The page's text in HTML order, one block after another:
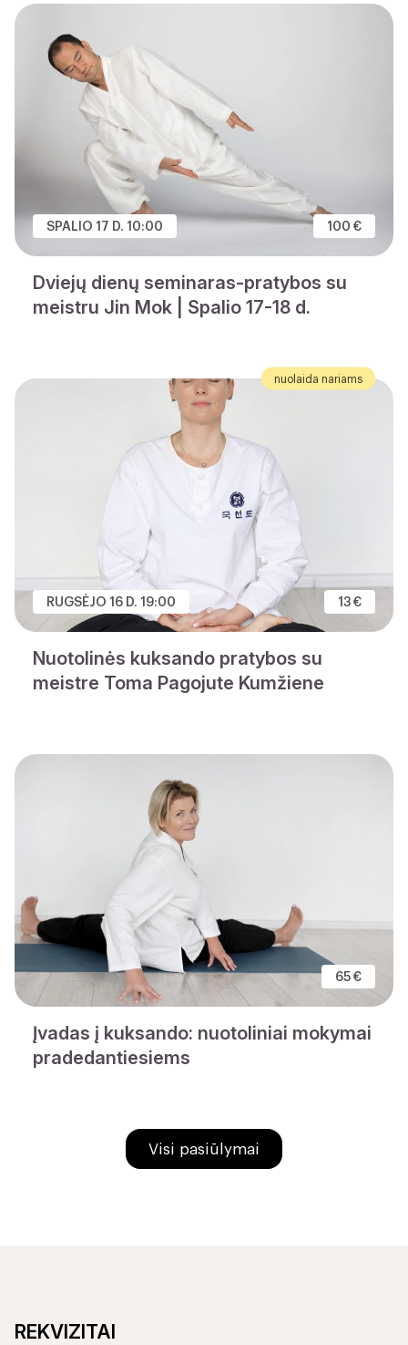
SPALIO 17 D. 10:00 100 €
Dviejų dienų seminaras-pratybos su
meistru Jin Mok | Spalio 17-18 d.
nuolaida nariams
RUGSĖJO 16 D. 19:00 13 €
Nuotolinės kuksando pratybos su
meistre Toma Pagojute Kumžiene
65 €
Įvadas į kuksando: nuotoliniai mokymai
pradedantiesiems
Visi pasiūlymai
REKVIZITAI